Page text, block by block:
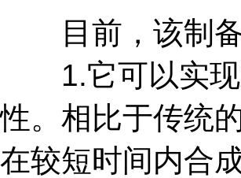
目前，该制备
1.它可以实现
性。相比于传统
在较短时间内合